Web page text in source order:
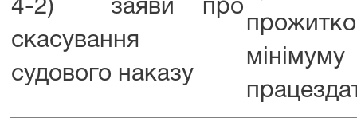
4-2) заяви про
скасування
судового наказу